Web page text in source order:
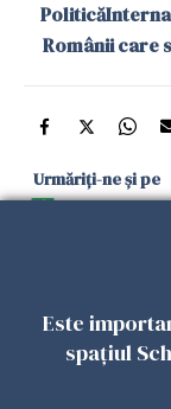
Politică
Românii care
Urmăriți-ne și pe
și în aplicațiile
Politica de
confidențialitate
Este
spațiul